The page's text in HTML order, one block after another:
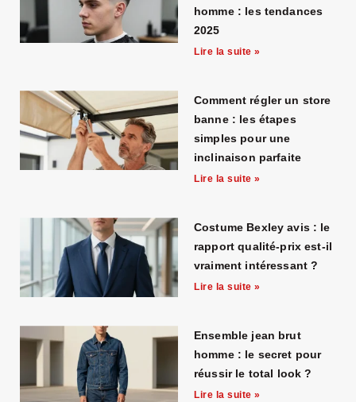
homme : les tendances
2025
Lire la suite »
Comment régler un store
banne : les étapes
simples pour une
inclinaison parfaite
Lire la suite »
Costume Bexley avis : le
rapport qualité-prix est-il
vraiment intéressant ?
Lire la suite »
Ensemble jean brut
homme : le secret pour
réussir le total look ?
Lire la suite »